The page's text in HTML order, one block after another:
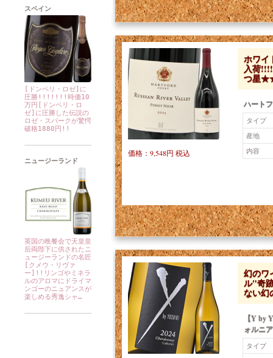
スペイン
[ドンペリ・ロゼ]に
圧勝!!!!!!!時価10
万円[ドンペリ・ロ
ゼ]に圧勝した伝説の
ロゼ・スパークが驚愕
破格1880円!!
ニュージーランド
英国の晩餐会で天皇皇
后両陛下に供されたニ
ュージーランドの名匠
[クメウ・リヴァ
ー]!!リンゴやミネラ
ルのアロマにドライマ
ンゴーのニュアンスが
楽しめる秀逸シャ…
ホワイ
入荷
つ星
ハート
タイプ
産地
内容
価格：9,548円 税込
幻のワ
ル"奇
ない
【Y by
ォルニ
タイプ